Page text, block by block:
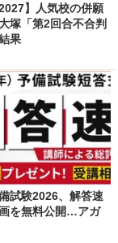
】人気校の併願
塚「第2回合不合判
果
試験2026、解答速
を無料公開…アガ